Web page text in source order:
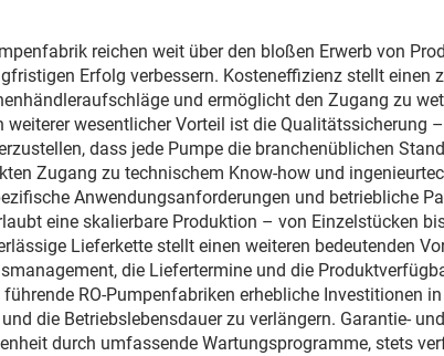
reichen weit über den bloßen Erwerb von
Erfolg verbessern. Kosteneffizienz stellt einen
und ermöglicht den Zugang zu
wesentlicher Vorteil ist die Qualitätssicherung
dass jede Pumpe die branchenüblichen
Zugang zu technischem Know-how und
Anwendungsanforderungen und betriebliche
eine skalierbare Produktion – von Einzelstücken
Lieferkette stellt einen weiteren bedeutenden
die Liefertermine und die
RO-Pumpenfabriken erhebliche Investitionen
die Betriebslebensdauer zu verlängern. Garantie-
durch umfassende Wartungsprogramme, stets